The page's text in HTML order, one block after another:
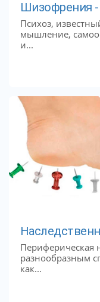
Шизофрения -
Психоз,
мышление,
и...
Периферическая
разнообразным
как...